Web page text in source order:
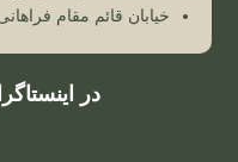
خیابان قائم مقام
در